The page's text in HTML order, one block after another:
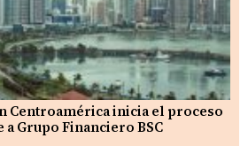
Centroamérica inicia el proceso
Grupo Financiero BSC